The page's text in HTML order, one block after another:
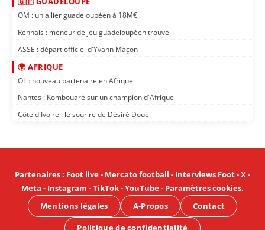
OM : un ailier guadeloupéen à 18M€
Rennais : meneur de jeu guadeloupéen trouvé
ASSE : départ officiel d'Yvann Maçon
🌍 AFRIQUE
OL : nouveau partenaire en Afrique
Nantes : Kombouaré sur un champion d'Afrique
Côte d'Ivoire : le sourire de Désiré Doué
Partenaires: Foot live- Mercato football - Interviews Foot-X-
Meta - Instagram -TikTok-YouTube- Paramètres cookies.
Mentions légales
A-Propos Contact
Politique de confidentialité